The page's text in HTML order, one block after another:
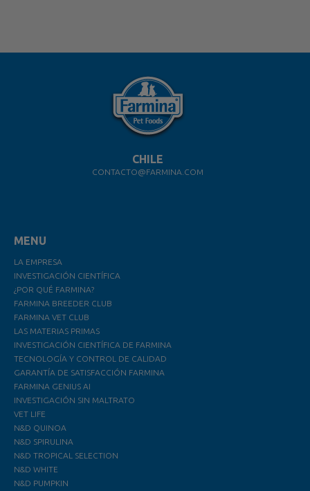
CHILE
CONTACTO@FARMINA.COM
MENU
LA EMPRESA
INVESTIGACIÓN CIENTÍFICA
¿POR QUÉ FARMINA?
FARMINA BREEDER CLUB
FARMINA VET CLUB
LAS MATERIAS PRIMAS
INVESTIGACIÓN CIENTÍFICA DE FARMINA
TECNOLOGÍA Y CONTROL DE CALIDAD
GARANTÍA DE SATISFACCIÓN FARMINA
FARMINA GENIUS AI
INVESTIGACIÓN SIN MALTRATO
VET LIFE
N&D QUINOA
N&D SPIRULINA
N&D TROPICAL SELECTION
N&D WHITE
N&D PUMPKIN